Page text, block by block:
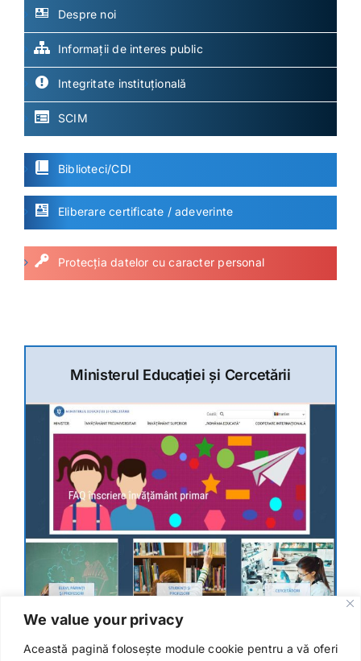
We value your privacy
Această pagină folosește module cookie pentru a vă oferi
Despre noi
Informații de interes public
Integritate instituțională
SCIM
Biblioteci/CDI
Eliberare certificate / adeverinte
Protecția datelor cu caracter personal
Ministerul Educației și Cercetării